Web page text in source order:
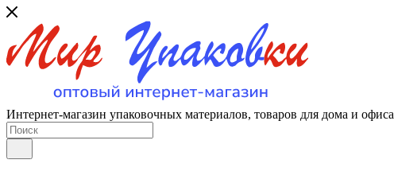
Интернет-магазин упаковочных материалов, товаров для дома и офиса